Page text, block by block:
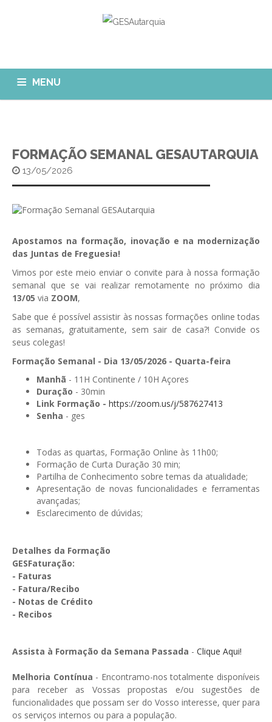
MENU
Quem Somos?
MÓDULOS
GESÁgua
GESCanídeo
GESComunicação
GESDenúncia
GESDocumental
GESElevador
GESEscola
GESFaturação
GESFeira
GESRecrutamento
GESSIADAP III
FAQ
Custo da Chamada
Eliminar Conta
Submeter SAFT
FORMAÇÃO SEMANAL GESAUTARQUIA
13/05/2026
Apostamos na formação, inovação e na modernização
das Juntas de Freguesia!
Vimos por este meio enviar o convite para à nossa formação
semanal que se vai realizar remotamente no próximo dia
13/05 via ZOOM,
Sabe que é possível assistir às nossas formações online todas
as semanas, gratuitamente, sem sair de casa?! Convide os
seus colegas!
Formação Semanal - Dia 13/05/2026 - Quarta-feira
Manhã - 11H Continente / 10H Açores
Duração - 30min
Link Formação - https://zoom.us/j/587627413
Senha - ges
Todas as quartas, Formação Online às 11h00;
Formação de Curta Duração 30 min;
Partilha de Conhecimento sobre temas da atualidade;
Apresentação de novas funcionalidades e ferramentas
avançadas;
Esclarecimento de dúvidas;
Detalhes da Formação
GESFaturação:
- Faturas
- Fatura/Recibo
- Notas de Crédito
- Recibos
Assista à Formação da Semana Passada - Clique Aqui!
Melhoria Contínua - Encontramo-nos totalmente disponíveis
para receber as Vossas propostas e/ou sugestões de
funcionalidades que possam ser do Vosso interesse, quer para
os serviços internos ou para a população.